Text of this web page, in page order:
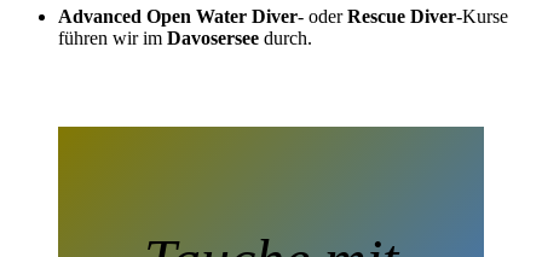
Advanced Open Water Diver- oderRescue Diver-Kurse
führen wir im Davosersee durch.